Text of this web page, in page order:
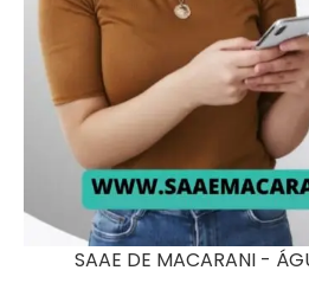
SAAE DE MACARANI -